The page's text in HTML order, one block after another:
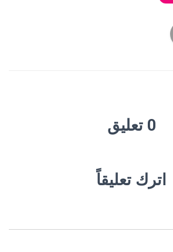
0 تعليق
اترك تعليقاً